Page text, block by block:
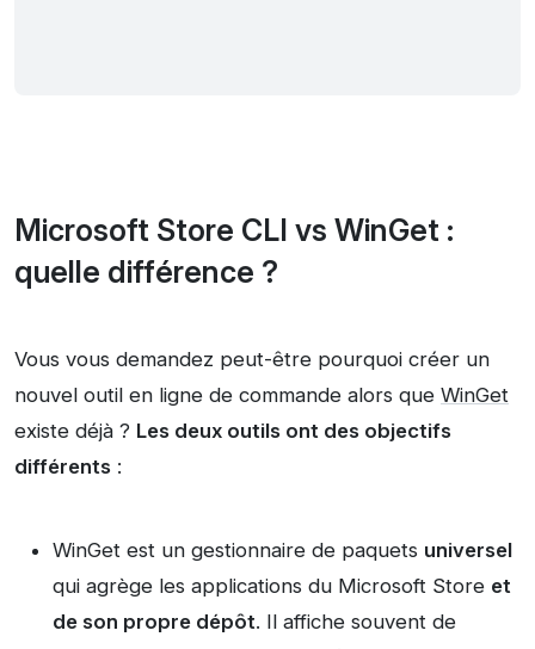
Microsoft Store CLI vs WinGet :
quelle différence ?
Vous vous demandez peut-être pourquoi créer un
nouvel outil en ligne de commande alors que WinGet
existe déjà ? Les deux outils ont des objectifs
différents :
WinGet est un gestionnaire de paquets universel
qui agrège les applications du Microsoft Store et
de son propre dépôt. Il affiche souvent de